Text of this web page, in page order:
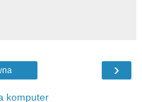
›
komputer